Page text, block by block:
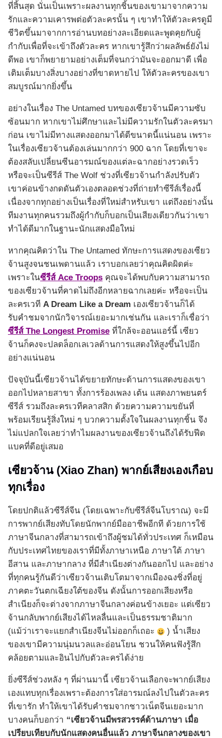
ที่สิ้นสุด นั่นเป็นเพราะผลงานทุกชิ้นของเขามาจากความ
รักและความเคารพต่อตัวละครนั้น ๆ เขาทำให้ตัวละครดูมี
ชีวิตขึ้นมาจากการอ่านบทอย่างละเอียดและพูดคุยกับผู้
กำกับเพื่อที่จะเข้าถึงตัวละคร หากเขารู้สึกว่าผลลัพธ์ยังไม่
ดีพอ เขาก็พยายามอย่างเต็มที่จนกว่ามันจะออกมาดี เพื่อ
เติมเต็มบางสิ่งบางอย่างที่ขาดหายไป ให้ตัวละครของเขา
สมบูรณ์มากยิ่งขึ้น
อย่างในเรื่อง The Untamed บทของเซียวจ้านมีความซับ
ซ้อนมาก หากเขาไม่ศึกษาและไม่มีความรักในตัวละครมา
ก่อน เขาไม่มีทางแสดงออกมาได้ดีขนาดนี้แน่นอน เพราะ
ในเรื่องเซียวจ้านต้องเล่นมากกว่า 900 ฉาก โดยที่เขาจะ
ต้องสลับเปลี่ยนซีนอารมณ์ของแต่ละฉากอย่างรวดเร็ว
หรือจะเป็นซีรีส์ The Wolf ช่วงที่เซียวจ้านกำลังปรับตัว
เขาค่อนข้างกดดันตัวเองตลอดช่วงที่ถ่ายทำซีรีส์เรื่องนี้
เนื่องจากทุกอย่างเป็นเรื่องที่ใหม่สำหรับเขา แต่ถึงอย่างนั้น
ทีมงานทุกคนรวมถึงผู้กำกับก็บอกเป็นเสียงเดียวกันว่าเขา
ทำได้ดีมากในฐานะนักแสดงมือใหม่
หากคุณคิดว่าใน The Untamed ทักษะการแสดงของเซียว
จ้านสูงจนชนเพดานแล้ว เราบอกเลยว่าคุณคิดผิดค่ะ
เพราะในซีรีส์ Ace Troops คุณจะได้พบกับความสามารถ
ของเซียวจ้านที่คาดไม่ถึงอีกหลายฉากเลยค่ะ หรือจะเป็น
ละครเวที A Dream Like a Dream เองเซียวจ้านก็ได้
รับคำชมจากนักวิจารณ์เยอะมากเช่นกัน และเราก็เชื่อว่า
ซีรีส์ The Longest Promise ที่ใกล้จะออนแอร์นี้ เซียว
จ้านก็คงจะปลดล็อกเลเวลด้านการแสดงให้สูงขึ้นไปอีก
อย่างแน่นอน
ปัจจุบันนี้เซียวจ้านได้ขยายทักษะด้านการแสดงของเขา
ออกไปหลายสาขา ทั้งการร้องเพลง เต้น แสดงภาพยนตร์
ซีรีส์ รวมถึงละครเวทีคลาสสิก ด้วยความความขยันที่
พร้อมเรียนรู้สิ่งใหม่ ๆ บวกความตั้งใจในผลงานทุกชิ้น จึง
ไม่แปลกใจเลยว่าทำไมผลงานของเซียวจ้านถึงได้รับฟีด
แบคที่ดีอยู่เสมอ
เซียวจ้าน (Xiao Zhan) พากย์เสียงเองเกือบ
ทุกเรื่อง
โดยปกติแล้วซีรีส์จีน (โดยเฉพาะกับซีรีส์จีนโบราณ) จะมี
การพากย์เสียงทับโดยนักพากย์มืออาชีพอีกที ด้วยการใช้
ภาษาจีนกลางที่สามารถเข้าถึงผู้ชมได้ทั่วประเทศ ก็เหมือน
กับประเทศไทยของเราที่มีทั้งภาษาเหนือ ภาษาใต้ ภาษา
อีสาน และภาษากลาง ที่มีสำเนียงต่างกันออกไป และอย่าง
ที่ทุกคนรู้กันดีว่าเซียวจ้านเติบโตมาจากเมืองฉงชิ่งที่อยู่
ภาคตะวันตกเฉียงใต้ของจีน ดังนั้นการออกเสียงหรือ
สำเนียงก็จะต่างจากภาษาจีนกลางค่อนข้างเยอะ แต่เซียว
จ้านกลับพากย์เสียงได้ไหลลื่นและเป็นธรรมชาติมาก
(แม้ว่าเราจะแยกสำเนียงจีนไม่ออกก็เถอะ
) น้ำเสียง
ของเขามีความนุ่มนวลและอ่อนโยน ชวนให้คนฟังรู้สึก
คล้อยตามและอินไปกับตัวละครได้ง่าย
ยิ่งซีรีส์ช่วงหลัง ๆ ที่ผ่านมานี้ เซียวจ้านเลือกจะพากย์เสียง
เองแทบทุกเรื่องเพราะต้องการใส่อารมณ์ลงไปในตัวละคร
ที่เขารัก ทำให้เขาได้รับคำชมจากชาวเน็ตจีนเยอะมาก
บางคนก็บอกว่า “เซียวจ้านมีพรสวรรค์ด้านภาษา เมื่อ
เปรียบเทียบกับนักแสดงคนอื่นแล้ว ภาษาจีนกลางของเขา